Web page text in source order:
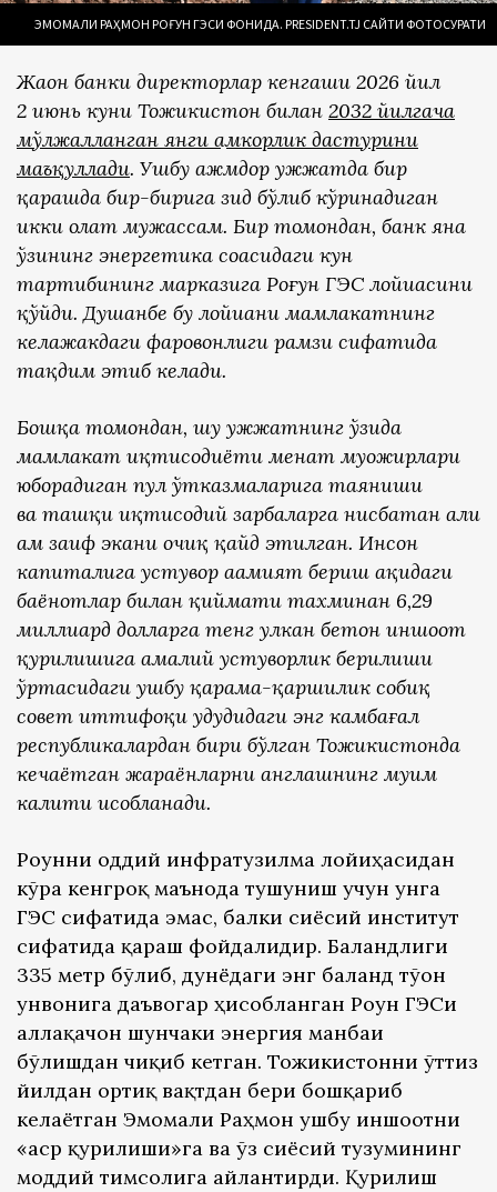
ЭМОМАЛИ РАҲМОН РОҒУН ГЭСИ ФОНИДА. PRESIDENT.TJ САЙТИ ФОТОСУРАТИ
Жаҳон банки директорлар кенгаши 2026 йил
2 июнь куни Тожикистон билан 2032 йилгача
мўлжалланган янги ҳамкорлик дастурини
маъқуллади. Ушбу ҳажмдор ҳужжатда бир
қарашда бир-бирига зид бўлиб кўринадиган
икки ҳолат мужассам. Бир томондан, банк яна
ўзининг энергетика соҳасидаги кун
тартибининг марказига Роғун ГЭС лойиҳасини
қўйди. Душанбе бу лойиҳани мамлакатнинг
келажакдаги фаровонлиги рамзи сифатида
тақдим этиб келади.
Бошқа томондан, шу ҳужжатнинг ўзида
мамлакат иқтисодиёти меҳнат муҳожирлари
юборадиган пул ўтказмаларига таяниши
ва ташқи иқтисодий зарбаларга нисбатан ҳали
ҳам заиф экани очиқ қайд этилган. Инсон
капиталига устувор аҳамият бериш ҳақидаги
баёнотлар билан қиймати тахминан 6,29
миллиард долларга тенг улкан бетон иншоот
қурилишига амалий устуворлик берилиши
ўртасидаги ушбу қарама-қаршилик собиқ
совет иттифоқи ҳудудидаги энг камбағал
республикалардан бири бўлган Тожикистонда
кечаётган жараёнларни англашнинг муҳим
калити ҳисобланади.
Роғунни оддий инфратузилма лойиҳасидан
кўра кенгроқ маънода тушуниш учун унга
ГЭС сифатида эмас, балки сиёсий институт
сифатида қараш фойдалидир. Баландлиги
335 метр бўлиб, дунёдаги энг баланд тўғон
унвонига даъвогар ҳисобланган Роғун ГЭСи
аллақачон шунчаки энергия манбаи
бўлишдан чиқиб кетган. Тожикистонни ўттиз
йилдан ортиқ вақтдан бери бошқариб
келаётган Эмомали Раҳмон ушбу иншоотни
«аср қурилиши»га ва ўз сиёсий тузумининг
моддий тимсолига айлантирди. Қурилиш